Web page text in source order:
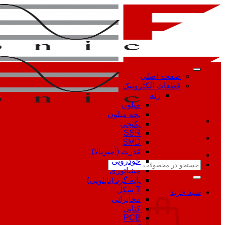
Skip
جستجو
سبد خرید
صفحه اصلی
قطعات الکترونیک
رله
میلون
بچه میلون
پکیجی
SSR
SMD
قدرت (آمپربالا)
خودرویی
مینیاتوری
پایه گرد (تابلویی)
T شکل
مخابراتی
کتابی
PCB